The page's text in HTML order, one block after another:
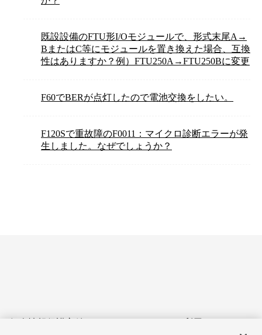
既設設備のFTU形I/Oモジュールで、形式末尾A→
BまたはC等にモジュールを置き換えた場合、互換
性はありますか？例）FTU250A→FTU250Bに変更
F60でBERが点灯したので電池交換をしたい。
F120Sで重故障のF0011：マイクロ診断エラーが発
生しました。なぜでしょうか？